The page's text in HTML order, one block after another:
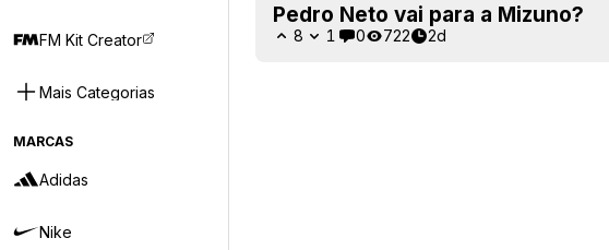
FM Kit Creator
Mais Categorias
MARCAS
Adidas
Nike
Pedro Neto vai para a Mizuno?
8 1 0 722 2d